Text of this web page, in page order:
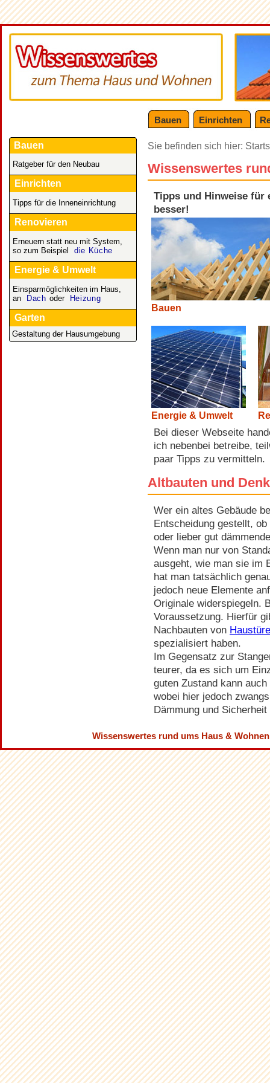
Bauen Einrichten
Sie befinden sich hier:
Wissenswertes
Tipps und Hinweise für
besser!
Bauen
Energie & Umwelt
Bei dieser Webseite
ich nebenbei betreibe,
paar Tipps zu vermitteln.
Altbauten und
Wer ein altes Gebäude
Entscheidung gestellt,
oder lieber gut
Wenn man nur von
ausgeht, wie man sie im
hat man tatsächlich
jedoch neue Elemente
Originale widerspiegeln.
Voraussetzung. Hierfür
Nachbauten von
spezialisiert haben.
Im Gegensatz zur
teurer, da es sich um
guten Zustand kann
wobei hier jedoch
Dämmung und
Bauen
Ratgeber für den Neubau
Einrichten
Tipps für die Inneneinrichtung
Renovieren
Erneuern statt neu mit System,
so zum Beispiel
die Küche
Energie & Umwelt
Einsparmöglichkeiten im Haus,
an
Dach oder Heizung
Garten
Gestaltung der Hausumgebung
Wissenswertes rund ums Haus &